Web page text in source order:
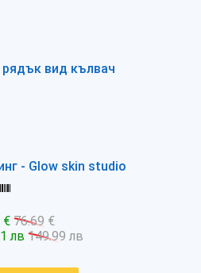
рядък вид кълвач
- Glow skin studio
€ 76.69 €
лв 149.99 лв